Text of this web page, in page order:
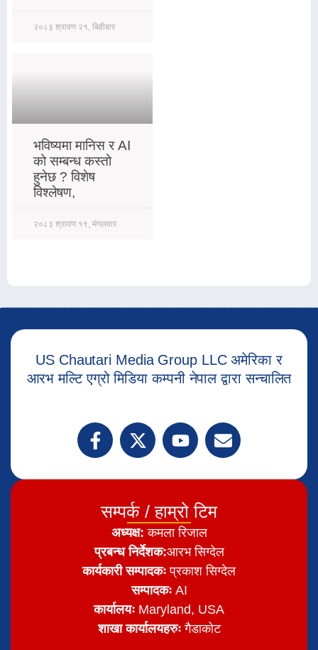
२०८३ श्रावण २१, बिहीबार
भविष्यमा मानिस र AI
को सम्बन्ध कस्तो
हुनेछ ? विशेष
विश्लेषण,
२०८३ श्रावण १९, मंगलवार
US Chautari Media Group LLC अमेरिका र
आरभ मल्टि एग्रो मिडिया कम्पनी नेपाल द्वारा सन्चालित
सम्पर्क / हाम्रो टिम
अध्यक्ष:कमला रिजाल
प्रबन्ध निर्देशक:आरभ सिग्देल
कार्यकारी सम्पादकः प्रकाश सिग्देल
सम्पादकःAI
कार्यालयः Maryland, USA
शाखा कार्यालयहरुःगैडाकोट